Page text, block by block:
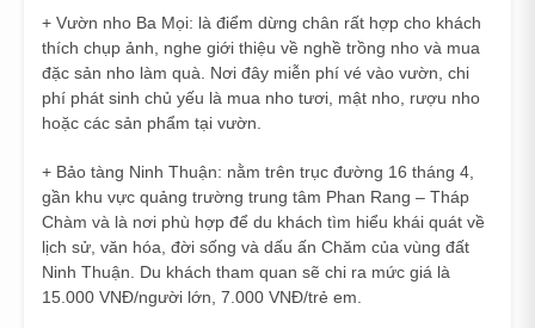
+ Vườn nho Ba Mọi: là điểm dừng chân rất hợp cho khách
thích chụp ảnh, nghe giới thiệu về nghề trồng nho và mua
đặc sản nho làm quà. Nơi đây miễn phí vé vào vườn, chi
phí phát sinh chủ yếu là mua nho tươi, mật nho, rượu nho
hoặc các sản phẩm tại vườn.
+ Bảo tàng Ninh Thuận: nằm trên trục đường 16 tháng 4,
gần khu vực quảng trường trung tâm Phan Rang – Tháp
Chàm và là nơi phù hợp để du khách tìm hiểu khái quát về
lịch sử, văn hóa, đời sống và dấu ấn Chăm của vùng đất
Ninh Thuận. Du khách tham quan sẽ chi ra mức giá là
15.000 VNĐ/người lớn, 7.000 VNĐ/trẻ em.